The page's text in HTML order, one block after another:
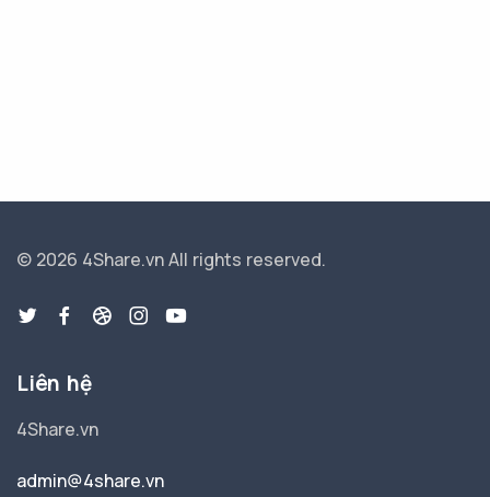
© 2026 4Share.vnAll rights reserved.
Liên hệ
4Share.vn
admin@4share.vn